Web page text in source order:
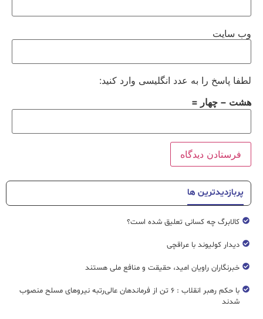
وب‌ سایت
لطفا پاسخ را به عدد انگلیسی وارد کنید:
هشت − چهار =
پربازدیدترین ها
کالابرگ چه کسانی تعلیق شده است؟
دیدار کولیوند با عراقچی
خبرنگاران راویان امید، حقیقت و منافع ملی هستند
با حکم رهبر انقلاب : ۶ تن از فرماندهان عالی‌رتبه نیروهای مسلح منصوب
شدند